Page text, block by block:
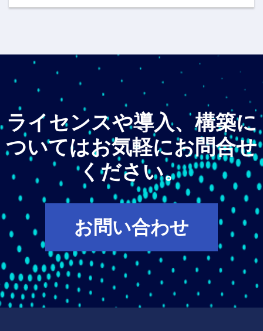
ライセンスや導入、構築に
ついてはお気軽にお問合せ
ください。
お問い合わせ